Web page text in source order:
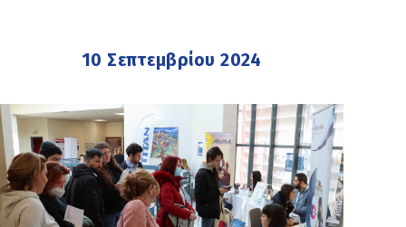
10 Σεπτεμβρίου 2024